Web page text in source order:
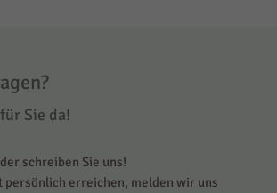
Sie da!
schreiben Sie uns!
persönlich erreichen, melden wir uns